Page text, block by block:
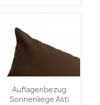
Auflagenbezug
Sonnenliege Asti